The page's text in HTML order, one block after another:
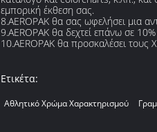
εμπορική έκθεση σας.
8.AEROPAK θα σας ωφελήσει μια
9.AEROPAK θα δεχτεί επάνω σε
10.AEROPAK θα προσκαλέσει
Ετικέτα:
Αθλητικό Χρώμα Χαρακτηρισμού